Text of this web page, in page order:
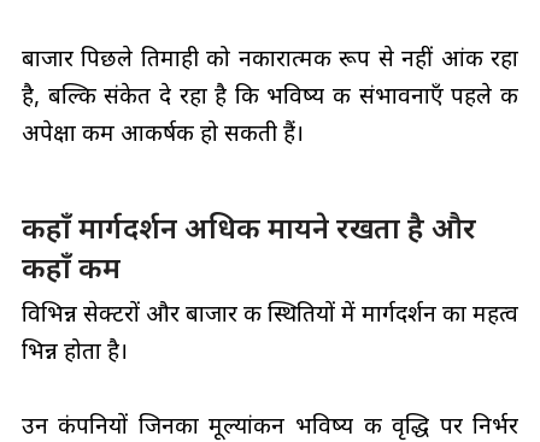
बाजार पिछले तिमाही को नकारात्मक रूप से नहीं आंक रहा
है, बल्कि संकेत दे रहा है कि भविष्य की संभावनाएँ पहले की
अपेक्षा कम आकर्षक हो सकती हैं।
कहाँ मार्गदर्शन अधिक मायने रखता है और
कहाँ कम
विभिन्न सेक्टरों और बाजार की स्थितियों में मार्गदर्शन का महत्व
भिन्न होता है।
उन कंपनियों जिनका मूल्यांकन भविष्य की वृद्धि पर निर्भर